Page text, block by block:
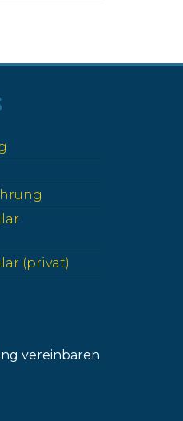
(privat)
vereinbaren